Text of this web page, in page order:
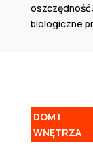
biologiczne
DOM I
WNĘTRZA